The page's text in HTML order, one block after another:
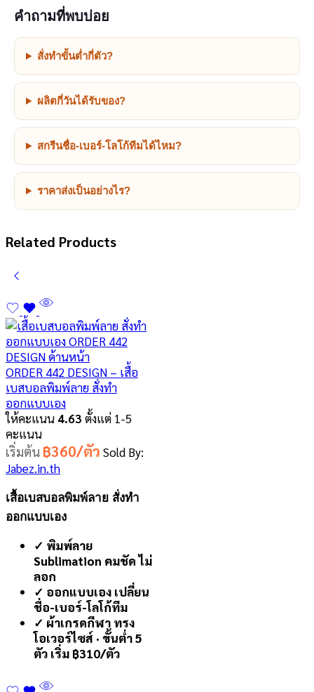
คำถามที่พบบ่อย
สั่งทำขั้นต่ำกี่ตัว?
ผลิตกี่วันได้รับของ?
สกรีนชื่อ-เบอร์-โลโก้ทีมได้ไหม?
ราคาส่งเป็นอย่างไร?
Related Products
ORDER 442 DESIGN – เสื้อ
เบสบอลพิมพ์ลาย สั่งทำ
ออกแบบเอง
ให้คะแนน 4.63 ตั้งแต่ 1-5
คะแนน
เริ่มต้น ฿360/ตัว Sold By:
Jabez.in.th
เสื้อเบสบอลพิมพ์ลาย สั่งทำ
ออกแบบเอง
✓ พิมพ์ลาย
Sublimation คมชัด ไม่
ลอก
✓ ออกแบบเอง เปลี่ยน
ชื่อ-เบอร์-โลโก้ทีม
✓ ผ้าเกรดกีฬา ทรง
โอเวอร์ไซส์ · ขั้นต่ำ 5
ตัว เริ่ม ฿310/ตัว